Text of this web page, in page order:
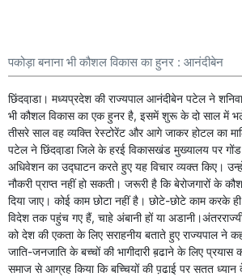
पकोड़ा बनाना भी कौशल विकास का हुनर : आनंदीबेन
छिंदवा़डा। मध्यप्रदेश की राज्यपाल आनंदीबेन पटेल ने
भी कौशल विकास का एक हुनर है, इसमें शुरू के दो साल में
तीसरे साल वह व्यक्ति रेस्टोरेंट और आगे जाकर होटल का
पटेल ने छिंदवा़डा जिले के हरई विकासखंड मुख्यालय पर गोंड
अधिवेशन का उद्घाटन करते हुए यह विचार व्यक्त किए।
नौकरी प्राप्त नहीं हो सकती। जरूरी है कि बेरोजगारों के
दिया जाए। कोई काम छोटा नहीं है। छोटे-छोटे काम करके
विदेश तक पहुंच गए हैं, चाहे अंबानी हों या
को देश की एकता के लिए सराहनीय बताते हुए राज्यपाल ने
जाति-जनजाति के बच्चों की भागीदारी ब़ढाने के लिए प्रयास
समाज से आग्रह किया कि बच्चियों की प़ढाई पर सतत